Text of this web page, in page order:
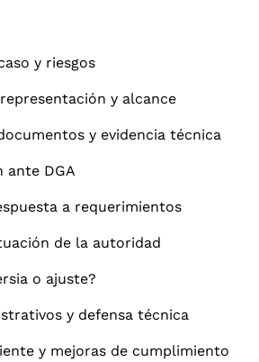
y riesgos
y alcance
y evidencia técnica
ante DGA
a requerimientos
de la autoridad
o ajuste?
y defensa técnica
y mejoras de cumplimiento